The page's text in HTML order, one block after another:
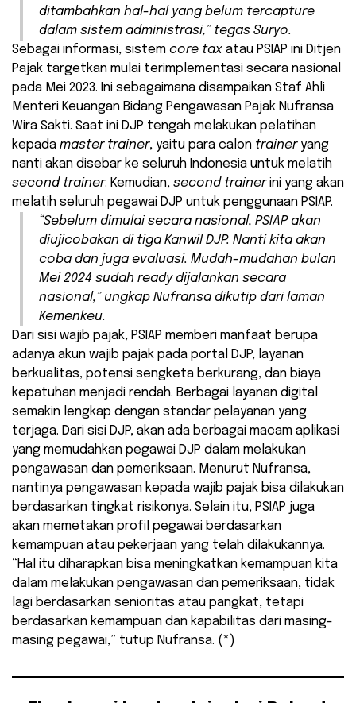
ditambahkan hal-hal yang belum tercapture
dalam sistem administrasi,” tegas Suryo.
Sebagai informasi, sistem core tax atau PSIAP ini Ditjen
Pajak targetkan mulai terimplementasi secara nasional
pada Mei 2023. Ini sebagaimana disampaikan Staf Ahli
Menteri Keuangan Bidang Pengawasan Pajak Nufransa
Wira Sakti. Saat ini DJP tengah melakukan pelatihan
kepada master trainer, yaitu para calon traineryang
nanti akan disebar ke seluruh Indonesia untuk melatih
second trainer. Kemudian, second trainerini yang akan
melatih seluruh pegawai DJP untuk penggunaan PSIAP.
“Sebelum dimulai secara nasional, PSIAP akan
diujicobakan di tiga Kanwil DJP. Nanti kita akan
coba dan juga evaluasi. Mudah-mudahan bulan
Mei 2024 sudah ready dijalankan secara
nasional,” ungkap Nufransa dikutip dari laman
Kemenkeu.
Dari sisi wajib pajak, PSIAP memberi manfaat berupa
adanya akun wajib pajak pada portal DJP, layanan
berkualitas, potensi sengketa berkurang, dan biaya
kepatuhan menjadi rendah. Berbagai layanan digital
semakin lengkap dengan standar pelayanan yang
terjaga. Dari sisi DJP, akan ada berbagai macam aplikasi
yang memudahkan pegawai DJP dalam melakukan
pengawasan dan pemeriksaan. Menurut Nufransa,
nantinya pengawasan kepada wajib pajak bisa dilakukan
berdasarkan tingkat risikonya. Selain itu, PSIAP juga
akan memetakan profil pegawai berdasarkan
kemampuan atau pekerjaan yang telah dilakukannya.
“Hal itu diharapkan bisa meningkatkan kemampuan kita
dalam melakukan pengawasan dan pemeriksaan, tidak
lagi berdasarkan senioritas atau pangkat, tetapi
berdasarkan kemampuan dan kapabilitas dari masing-
masing pegawai,” tutup Nufransa. (*)